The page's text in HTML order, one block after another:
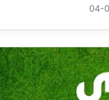
04-